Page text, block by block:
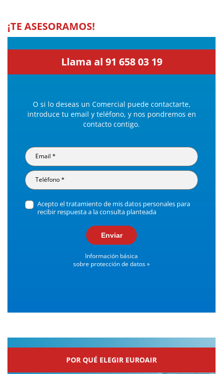
¡TE ASESORAMOS!
Llama al 91 658 03 19
O si lo deseas un Comercial puede contactarte,
introduce tu email y teléfono, y nos pondremos en
contacto contigo.
Acepto el tratamiento de mis datos personales para
recibir respuesta a la consulta planteada
Enviar
Información básica
sobre protección de datos »
POR QUÉ ELEGIR EUROAIR